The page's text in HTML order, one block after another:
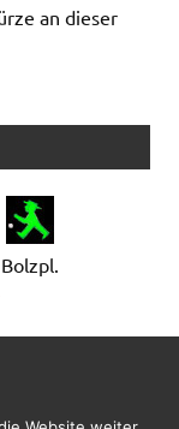
an dieser
Bolzpl.